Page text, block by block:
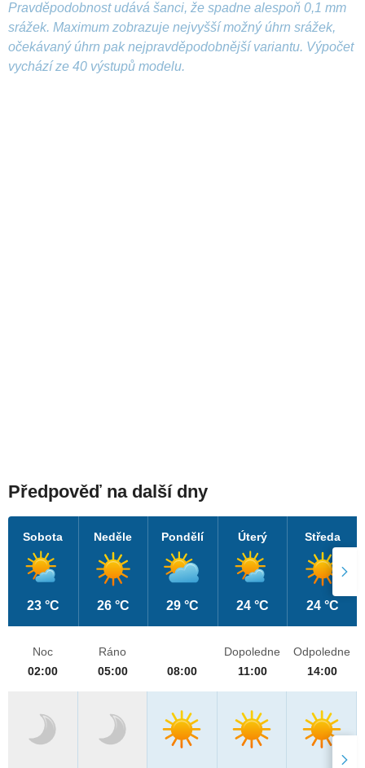
Pravděpodobnost udává šanci, že spadne alespoň 0,1 mm
srážek. Maximum zobrazuje nejvyšší možný úhrn srážek,
očekávaný úhrn pak nejpravděpodobnější variantu. Výpočet
vychází ze 40 výstupů modelu.
Předpověď na další dny
Sobota
23 °C
Neděle
26 °C
Pondělí
29 °C
Úterý
24 °C
Středa
24 °C
Noc
02:00
Ráno
05:00
08:00
Dopoledne
11:00
Odpoledne
14:00